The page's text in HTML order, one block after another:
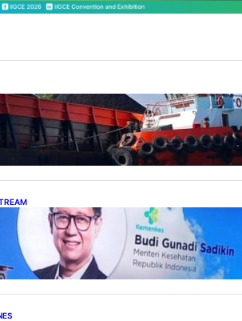
Batubara Sitaan, Negara Dapat Lebih
20 Miliar
Alat-Alat Kesehatan Dukung
Industri Alkes